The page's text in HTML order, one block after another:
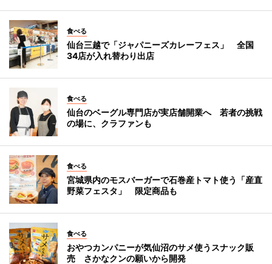
食べる
仙台三越で「ジャパニーズカレーフェス」 全国
34店が入れ替わり出店
食べる
仙台のベーグル専門店が実店舗開業へ 若者の挑戦
の場に、クラファンも
食べる
宮城県内のモスバーガーで石巻産トマト使う「産直
野菜フェスタ」 限定商品も
食べる
おやつカンパニーが気仙沼のサメ使うスナック販
売 さかなクンの願いから開発